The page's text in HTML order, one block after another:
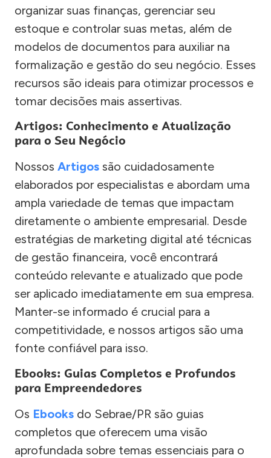
organizar suas finanças, gerenciar seu
estoque e controlar suas metas, além de
modelos de documentos para auxiliar na
formalização e gestão do seu negócio. Esses
recursos são ideais para otimizar processos e
tomar decisões mais assertivas.
Artigos: Conhecimento e Atualização
para o Seu Negócio
Nossos Artigos são cuidadosamente
elaborados por especialistas e abordam uma
ampla variedade de temas que impactam
diretamente o ambiente empresarial. Desde
estratégias de marketing digital até técnicas
de gestão financeira, você encontrará
conteúdo relevante e atualizado que pode
ser aplicado imediatamente em sua empresa.
Manter-se informado é crucial para a
competitividade, e nossos artigos são uma
fonte confiável para isso.
Ebooks: Guias Completos e Profundos
para Empreendedores
Os Ebooks do Sebrae/PR são guias
completos que oferecem uma visão
aprofundada sobre temas essenciais para o